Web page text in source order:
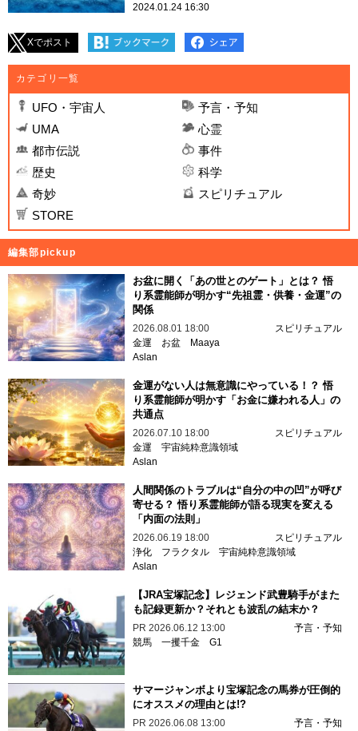
2024.01.24 16:30
Xでポスト
カテゴリ一覧
UFO・宇宙人
予言・予知
UMA
心霊
都市伝説
事件
歴史
科学
奇妙
スピリチュアル
STORE
編集部pickup
お盆に開く「あの世とのゲート」とは？ 悟
り系霊能師が明かす“先祖霊・供養・金運”の
関係
2026.08.01 18:00
スピリチュアル
金運
お盆
Maaya
Aslan
金運がない人は無意識にやっている！？ 悟
り系霊能師が明かす「お金に嫌われる人」の
共通点
2026.07.10 18:00
スピリチュアル
金運 宇宙純粋意識領域
Aslan
人間関係のトラブルは“自分の中の凹”が呼び
寄せる？ 悟り系霊能師が語る現実を変える
「内面の法則」
2026.06.19 18:00
スピリチュアル
浄化
フラクタル 宇宙純粋意識領域
Aslan
【JRA宝塚記念】レジェンド武豊騎手がまた
も記録更新か？それとも波乱の結末か？
PR 2026.06.12 13:00
予言・予知
競馬 一攫千金 G1
サマージャンボより宝塚記念の馬券が圧倒的
にオススメの理由とは!?
PR 2026.06.08 13:00
予言・予知